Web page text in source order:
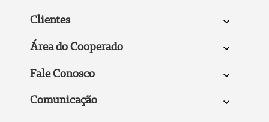
Clientes
Área do Cooperado
Fale Conosco
Comunicação